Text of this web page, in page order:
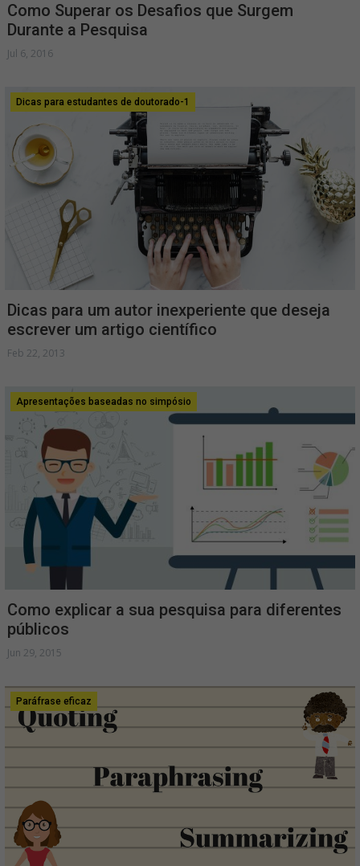
Como Superar os Desafios que Surgem
Durante a Pesquisa
Jul 6, 2016
Dicas para estudantes de doutorado-1
Dicas para um autor inexperiente que deseja
escrever um artigo científico
Feb 22, 2013
Apresentações baseadas no simpósio
Como explicar a sua pesquisa para diferentes
públicos
Jun 29, 2015
Paráfrase eficaz